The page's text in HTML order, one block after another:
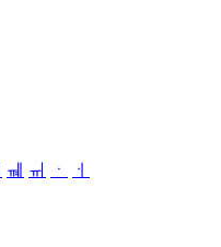
ㆋ ㆌ ㆍ
ㆎ